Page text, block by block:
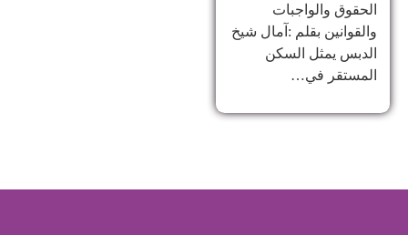
الحقوق والواجبات
والقوانين بقلم :آمال شيخ
الدبس يمثل السكن
المستقر في…